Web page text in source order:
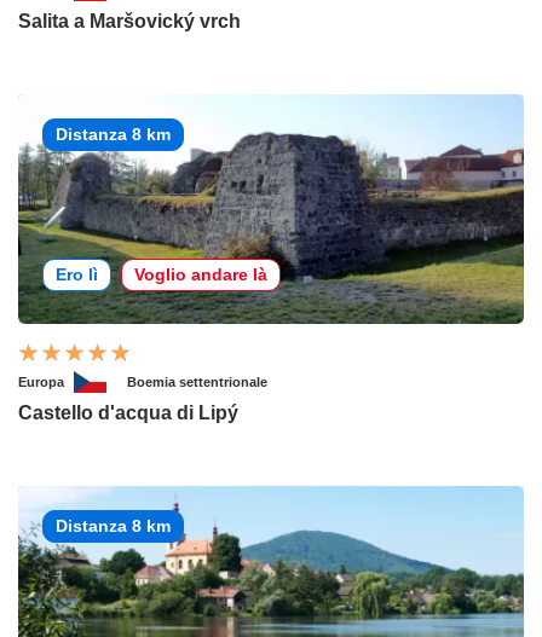
Salita a Maršovický vrch
Distanza 8 km
Ero lì Voglio andare là
Europa Boemia settentrionale
Castello d'acqua di Lipý
Distanza 8 km